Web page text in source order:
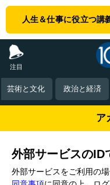
人生＆仕事に役立つ講
注目
芸術と文化 政治と経済
ア
外部サービスのID
外部サービスをご利用の場